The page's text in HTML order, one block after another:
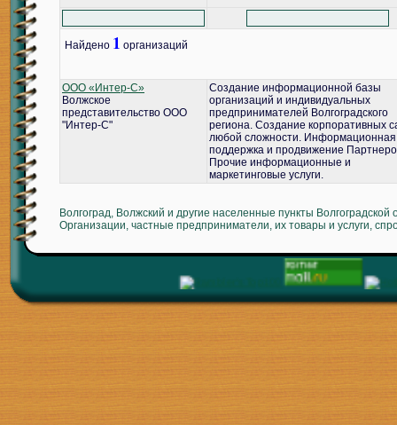
Найдено 1 организаций
ООО «Интер-С»
Волжское
представительство ООО
"Интер-С"
Создание информационной базы
организаций и индивидуальных
предпринимателей Волгоградского
региона. Создание корпоративных
любой сложности. Информационная
поддержка и продвижение
Прочие информационные и
маркетинговые услуги.
Волгоград, Волжский и другие населенные пункты Волгоградской
Организации, частные предприниматели, их товары и услуги,